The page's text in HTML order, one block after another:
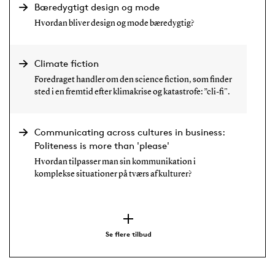
Bæredygtigt design og mode
Hvordan bliver design og mode bæredygtig?
Climate fiction
Foredraget handler om den science fiction, som finder
sted i en fremtid efter klimakrise og katastrofe: ”cli-fi".
Communicating across cultures in business:
Politeness is more than 'please'
Hvordan tilpasser man sin kommunikation i
komplekse situationer på tværs af kulturer?
Se flere tilbud